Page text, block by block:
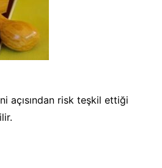
açısından risk teşkil ettiği